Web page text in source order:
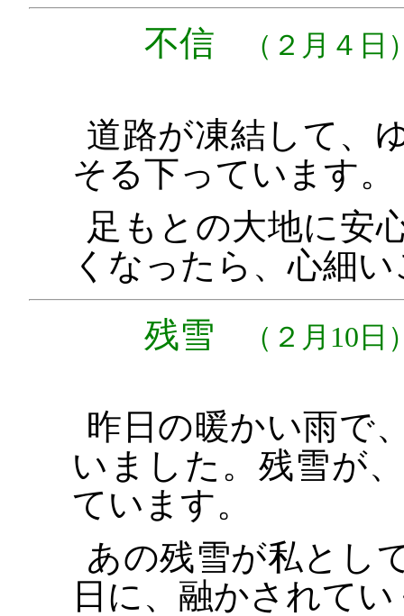
不信 （２月４日
道路が凍結して、
そる下っています。
足もとの大地に安
くなったら、心細
残雪 （２月10日
昨日の暖かい雨で
いました。残雪が
ています。
あの残雪が私とし
日に、融かされて